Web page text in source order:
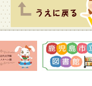
ひとり親家庭への支援制
の問い合わせにＡＩで自動